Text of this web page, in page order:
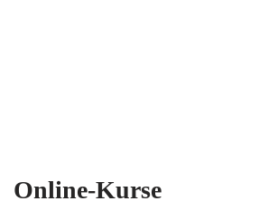
Online-Kurse